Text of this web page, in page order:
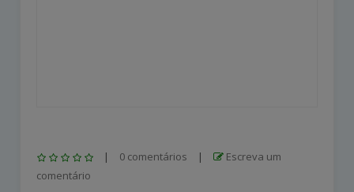
| 0 comentários |
Escreva um
comentário